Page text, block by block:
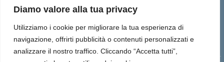
Diamo valore alla tua privacy
Utilizziamo i cookie per migliorare la tua esperienza di
navigazione, offrirti pubblicità o contenuti personalizzati e
analizzare il nostro traffico. Cliccando “Accetta tutti”,
Posta elettronica certificata (PEC):Ltps060002@pec.istruzione.it
Codice meccanografico:
LTPS060002